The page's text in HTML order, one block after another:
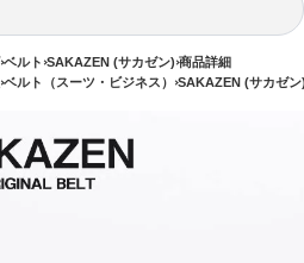
ベルト SAKAZEN (サカゼン) 商品詳細
ベルト（スーツ・ビジネス） SAKAZEN (サカゼン